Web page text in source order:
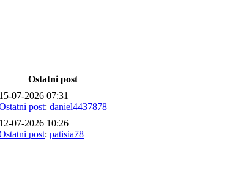
Ostatni post
15-07-2026 07:31
post: daniel4437878
12-07-2026 10:26
post: patisia78